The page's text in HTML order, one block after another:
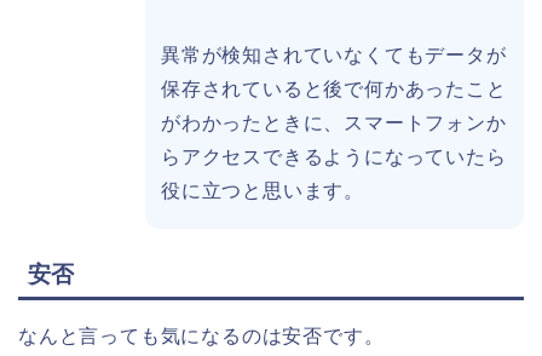
異常が検知されていなくてもデータが
保存されていると後で何かあったこと
がわかったときに、スマートフォンか
らアクセスできるようになっていたら
役に立つと思います。
安否
なんと言っても気になるのは安否です。